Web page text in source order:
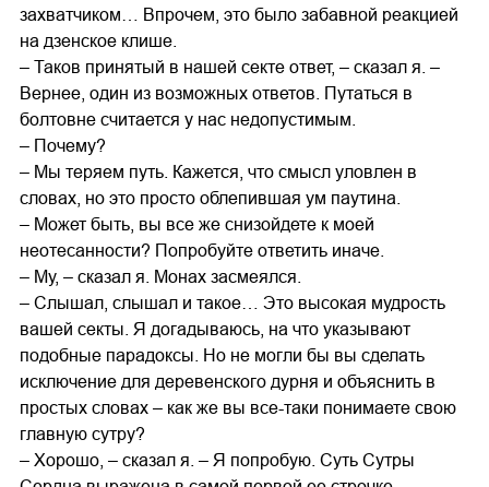
захватчиком… Впрочем, это было забавной реакцией
на дзенское клише.
– Таков принятый в нашей секте ответ, – сказал я. –
Вернее, один из возможных ответов. Путаться в
болтовне считается у нас недопустимым.
– Почему?
– Мы теряем путь. Кажется, что смысл уловлен в
словах, но это просто облепившая ум паутина.
– Может быть, вы все же снизойдете к моей
неотесанности? Попробуйте ответить иначе.
– Му, – сказал я. Монах засмеялся.
– Слышал, слышал и такое… Это высокая мудрость
вашей секты. Я догадываюсь, на что указывают
подобные парадоксы. Но не могли бы вы сделать
исключение для деревенского дурня и объяснить в
простых словах – как же вы все-таки понимаете свою
главную сутру?
– Хорошо, – сказал я. – Я попробую. Суть Сутры